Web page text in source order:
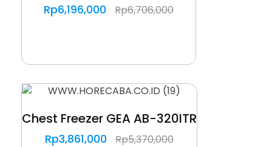
Rp6,196,000 Rp6,706,000
Chest Freezer GEA AB-320ITR
Rp3,861,000 Rp5,370,000